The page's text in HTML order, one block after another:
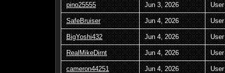
pino25555 Jun 3, 2026 User
SafeBruiser Jun 4, 2026 User
BigYoshi432 Jun 4, 2026 User
RealMikeDirnt Jun 4, 2026 User
cameron44251 Jun 4, 2026 User